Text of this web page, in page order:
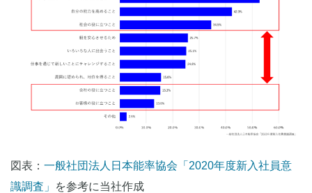
図表： 一般社団法人日本能率協会「2020年度新入社員意
識調査」
を参考に当社作成